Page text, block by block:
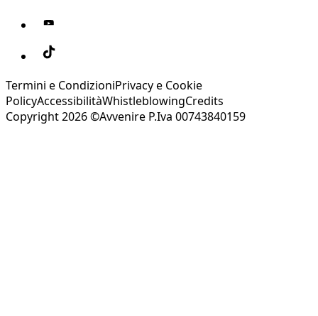
Termini e CondizioniPrivacy e Cookie
PolicyAccessibilitàWhistleblowingCredits
Copyright 2026 ©Avvenire P.Iva 00743840159